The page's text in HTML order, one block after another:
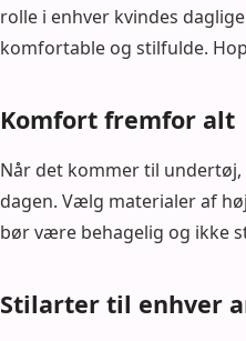
rolle i enhver kvindes
komfortable og stilfulde.
Komfort fremfor alt
Når det kommer til
dagen. Vælg materialer af
bør være behagelig og ikke
Stilarter til enhver